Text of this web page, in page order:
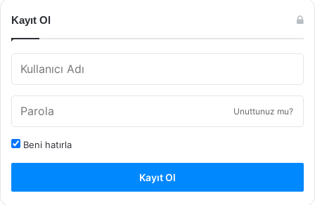
Kayıt Ol
Unuttunuz mu?
Beni hatırla
Kayıt Ol